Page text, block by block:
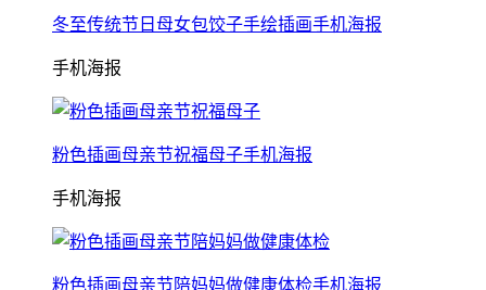
冬至传统节日母女包饺子手绘插画手机海报
手机海报
粉色插画母亲节祝福母子手机海报
手机海报
粉色插画母亲节陪妈妈做健康体检手机海报